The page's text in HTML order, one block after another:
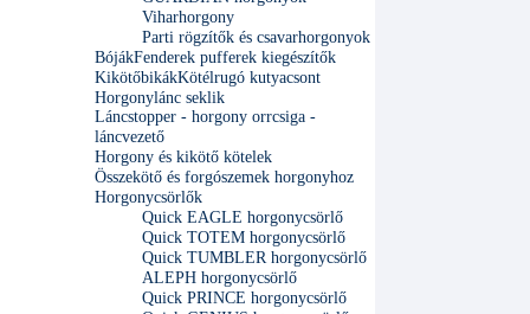
Viharhorgony
Parti rögzítők és csavarhorgonyok
BójákFenderek pufferek kiegészítők
KikötőbikákKötélrugó kutyacsont
Horgonylánc seklik
Láncstopper - horgony orrcsiga -
láncvezető
Horgony és kikötő kötelek
Összekötő és forgószemek horgonyhoz
Horgonycsörlők
Quick EAGLE horgonycsörlő
Quick TOTEM horgonycsörlő
Quick TUMBLER horgonycsörlő
ALEPH horgonycsörlő
Quick PRINCE horgonycsörlő